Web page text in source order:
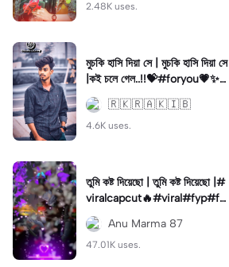
2.48K uses.
মুচকি হাসি দিয়া সে | মুচকি হাসি দিয়া সে
|কই চলে গেল..!!💝#foryou💗✨#
viralfyp⚡️#trendviral🔥
🇷 🇰 🇷 🇦 🇰 🇮 🇧
4.6K uses.
তুমি কষ্ট দিয়েছো | তুমি কষ্ট দিয়েছো |#
viralcapcut🔥#viral#fyp#fo
ryou#videotemplate
Anu Marma 87
47.01K uses.